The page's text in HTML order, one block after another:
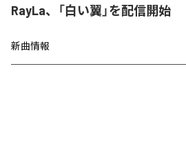
RayLa、「白い翼」を配信開始
新曲情報